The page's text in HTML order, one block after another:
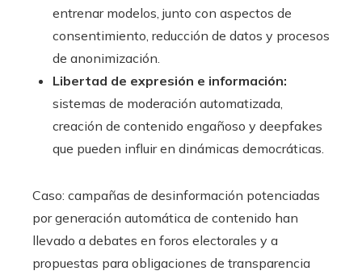
entrenar modelos, junto con aspectos de
consentimiento, reducción de datos y procesos
de anonimización.
Libertad de expresión e información:
sistemas de moderación automatizada,
creación de contenido engañoso y deepfakes
que pueden influir en dinámicas democráticas.
Caso: campañas de desinformación potenciadas
por generación automática de contenido han
llevado a debates en foros electorales y a
propuestas para obligaciones de transparencia